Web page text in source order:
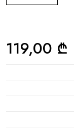
119,00 ₾